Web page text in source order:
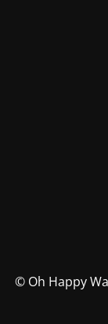
© Oh Happy